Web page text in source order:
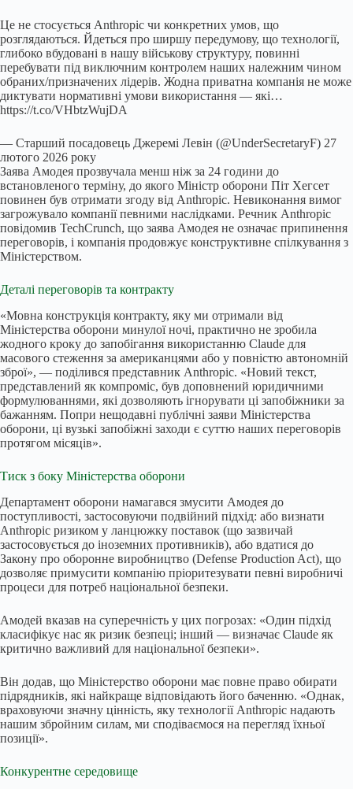
Це не стосується Anthropic чи конкретних умов, що
розглядаються. Йдеться про ширшу передумову, що технології,
глибоко вбудовані в нашу військову структуру, повинні
перебувати під виключним контролем наших належним чином
обраних/призначених лідерів. Жодна приватна компанія не може
диктувати нормативні умови використання — які…
https://t.co/VHbtzWujDA
— Старший посадовець Джеремі Левін (@UnderSecretaryF) 27
лютого 2026 року
Заява Амодея прозвучала менш ніж за 24 години до
встановленого терміну, до якого Міністр оборони Піт Хегсет
повинен був отримати згоду від Anthropic. Невиконання вимог
загрожувало компанії певними наслідками. Речник Anthropic
повідомив TechCrunch, що заява Амодея не означає припинення
переговорів, і компанія продовжує конструктивне спілкування з
Міністерством.
Деталі переговорів та контракту
«Мовна конструкція контракту, яку ми отримали від
Міністерства оборони минулої ночі, практично не зробила
жодного кроку до запобігання використанню Claude для
масового стеження за американцями або у повністю автономній
зброї», — поділився представник Anthropic. «Новий текст,
представлений як компроміс, був доповнений юридичними
формулюваннями, які дозволяють ігнорувати ці запобіжники за
бажанням. Попри нещодавні публічні заяви Міністерства
оборони, ці вузькі запобіжні заходи є суттю наших переговорів
протягом місяців».
Тиск з боку Міністерства оборони
Департамент оборони намагався змусити Амодея до
поступливості, застосовуючи подвійний підхід: або визнати
Anthropic ризиком у ланцюжку поставок (що зазвичай
застосовується до іноземних противників), або вдатися до
Закону про оборонне виробництво (Defense Production Act), що
дозволяє примусити компанію пріоритезувати певні виробничі
процеси для потреб національної безпеки.
Амодей вказав на суперечність у цих погрозах: «Один підхід
класифікує нас як ризик безпеці; інший — визначає Claude як
критично важливий для національної безпеки».
Він додав, що Міністерство оборони має повне право обирати
підрядників, які найкраще відповідають його баченню. «Однак,
враховуючи значну цінність, яку технології Anthropic надають
нашим збройним силам, ми сподіваємося на перегляд їхньої
позиції».
Конкурентне середовище